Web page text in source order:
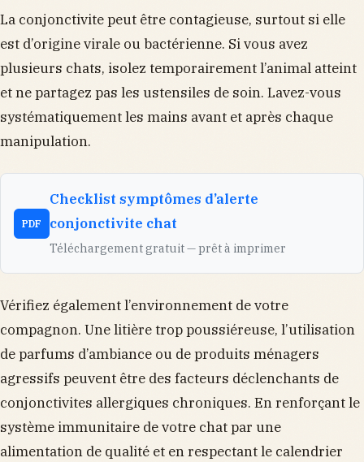
La conjonctivite peut être contagieuse, surtout si elle
est d’origine virale ou bactérienne. Si vous avez
plusieurs chats, isolez temporairement l’animal atteint
et ne partagez pas les ustensiles de soin. Lavez-vous
systématiquement les mains avant et après chaque
manipulation.
PDF
Checklist symptômes d’alerte
conjonctivite chat
Téléchargement gratuit — prêt à imprimer
Vérifiez également l’environnement de votre
compagnon. Une litière trop poussiéreuse, l’utilisation
de parfums d’ambiance ou de produits ménagers
agressifs peuvent être des facteurs déclenchants de
conjonctivites allergiques chroniques. En renforçant le
système immunitaire de votre chat par une
alimentation de qualité et en respectant le calendrier